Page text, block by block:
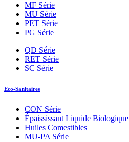
MF Série
MU Série
PET Série
PG Série
QD Série
RET Série
SC Série
Eco-Sanitaires
CON Série
Épaississant Liquide Biologique
Huiles Comestibles
MU-PA Série